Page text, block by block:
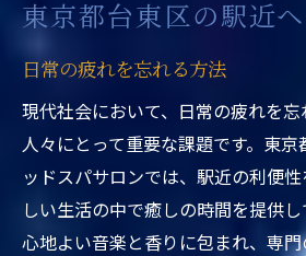
東京都台東区の駅近
日常の疲れを忘れる方法
現代社会において、日常の疲れを
人々にとって重要な課題です。東
ッドスパサロンでは、駅近の利便
しい生活の中で癒しの時間を提供
心地よい音楽と香りに包まれ、専